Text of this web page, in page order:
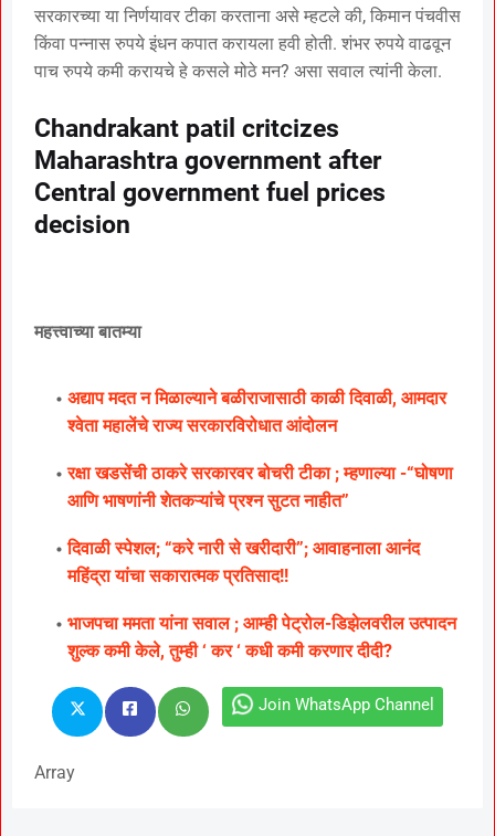
सरकारच्या या निर्णयावर टीका करताना असे म्हटले की, किमान पंचवीस
किंवा पन्नास रुपये इंधन कपात करायला हवी होती. शंभर रुपये वाढवून
पाच रुपये कमी करायचे हे कसले मोठे मन? असा सवाल त्यांनी केला.
Chandrakant patil critcizes
Maharashtra government after
Central government fuel prices
decision
महत्त्वाच्या बातम्या
अद्याप मदत न मिळाल्याने बळीराजासाठी काळी दिवाळी, आमदार
श्वेता महालेंचे राज्य सरकारविरोधात आंदोलन
रक्षा खडसेंची ठाकरे सरकारवर बोचरी टीका ; म्हणाल्या -“घोषणा
आणि भाषणांनी शेतकऱ्यांचे प्रश्न सुटत नाहीत”
दिवाळी स्पेशल; “करे नारी से खरीदारी”; आवाहनाला आनंद
महिंद्रा यांचा सकारात्मक प्रतिसाद!!
भाजपचा ममता यांना सवाल ; आम्ही पेट्रोल-डिझेलवरील उत्पादन
शुल्क कमी केले, तुम्ही ‘ कर ‘ कधी कमी करणार दीदी?
Join WhatsApp Channel
Array